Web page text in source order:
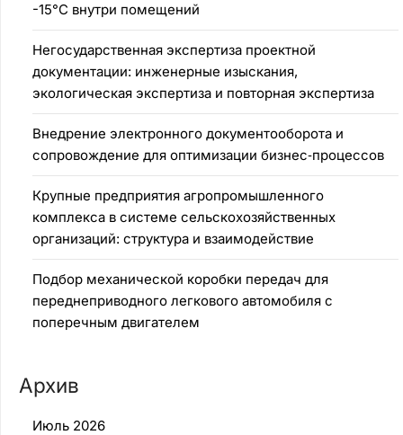
-15°C внутри помещений
Негосударственная экспертиза проектной
документации: инженерные изыскания,
экологическая экспертиза и повторная экспертиза
Внедрение электронного документооборота и
сопровождение для оптимизации бизнес‑процессов
Крупные предприятия агропромышленного
комплекса в системе сельскохозяйственных
организаций: структура и взаимодействие
Подбор механической коробки передач для
переднеприводного легкового автомобиля с
поперечным двигателем
Архив
Июль 2026